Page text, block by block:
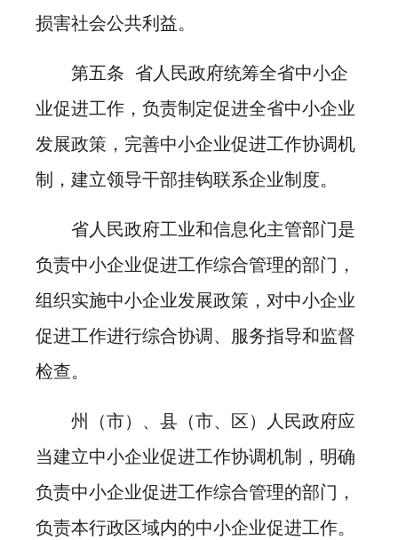
损害社会公共利益。
第五条 省人民政府统筹全省中小企
业促进工作，负责制定促进全省中小企业
发展政策，完善中小企业促进工作协调机
制，建立领导干部挂钩联系企业制度。
省人民政府工业和信息化主管部门是
负责中小企业促进工作综合管理的部门，
组织实施中小企业发展政策，对中小企业
促进工作进行综合协调、服务指导和监督
检查。
州（市）、县（市、区）人民政府应
当建立中小企业促进工作协调机制，明确
负责中小企业促进工作综合管理的部门，
负责本行政区域内的中小企业促进工作。